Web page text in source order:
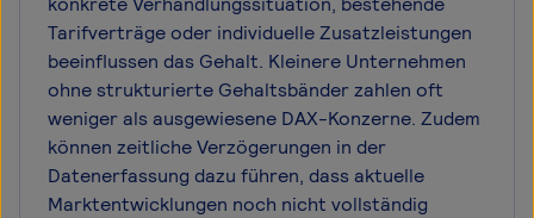
Tarifverträge oder individuelle Zusatzleistungen
beeinflussen das Gehalt. Kleinere Unternehmen
ohne strukturierte Gehaltsbänder zahlen oft
weniger als ausgewiesene DAX-Konzerne. Zudem
können zeitliche Verzögerungen in der
Datenerfassung dazu führen, dass aktuelle
Marktentwicklungen noch nicht vollständig